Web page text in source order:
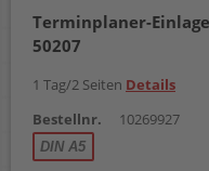
Terminplaner-
50207
1 Tag/2 Seiten Details
Bestellnr.
10269927
DIN A5